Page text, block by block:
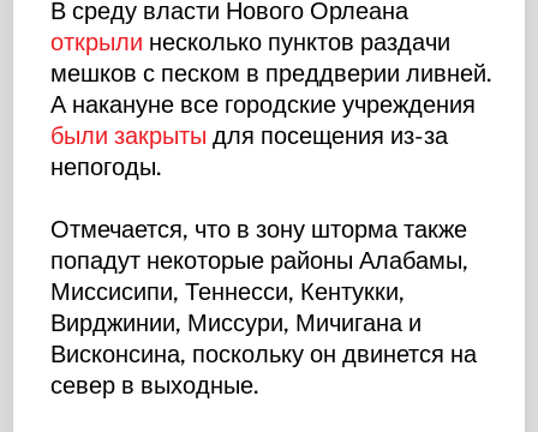
В среду власти Нового Орлеана
открыли несколько пунктов раздачи
мешков с песком в преддверии ливней.
А накануне все городские учреждения
были закрыты для посещения из-за
непогоды.
Отмечается, что в зону шторма также
попадут некоторые районы Алабамы,
Миссисипи, Теннесси, Кентукки,
Вирджинии, Миссури, Мичигана и
Висконсина, поскольку он двинется на
север в выходные.